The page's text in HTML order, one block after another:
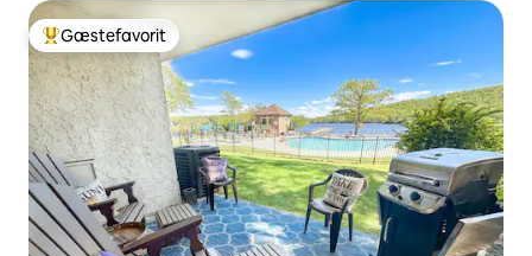
Bedste gæstefavorit
Gæstefavorit